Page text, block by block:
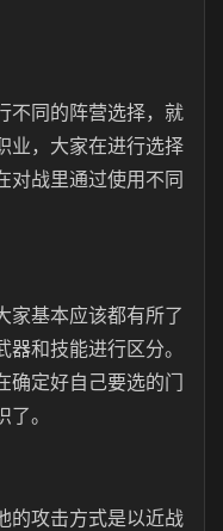
不同的阵营选择，就
业，大家在进行选择
对战里通过使用不同
家基本应该都有所了
和技能进行区分。
确定好自己要选的门
。
的攻击方式是以近战